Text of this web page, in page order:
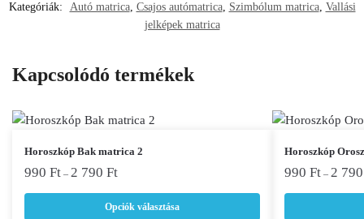
Kategóriák:
Autó matrica, Csajos autómatrica, Szimbólum matrica, Vallási
jelképek matrica
Kapcsolódó termékek
Horoszkóp Bak matrica 2
990 Ft – 2 790 Ft
Opciók választása
Ennek
a
Horoszkóp
990 Ft – 2
Ennek
a